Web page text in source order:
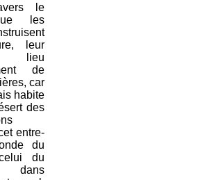
le
les
leur
lieu
de
car
habite
des
entre-
du
du
dans